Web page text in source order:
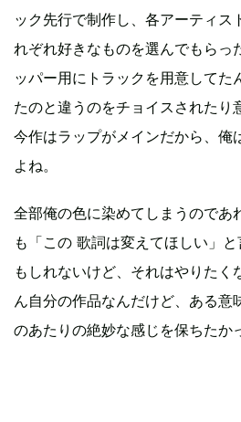
ック先行で制作し、各アーティス
れぞれ好きなものを選んでもらっ
ッパー用にトラックを用意してた
たのと違うのをチョイスされたり
今作はラップがメインだから、俺
よね。
全部俺の色に染めてしまうのであ
も「この 歌詞は変えてほしい」
もしれないけど、それはやりたく
ん自分の作品なんだけど、ある
のあたりの絶妙な感じを保ちたか